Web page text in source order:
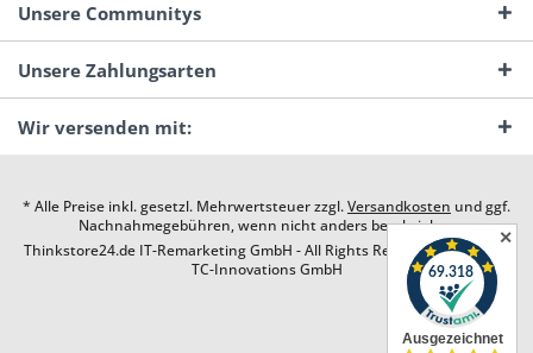
Unsere Communitys
Unsere Zahlungsarten
Wir versenden mit:
* Alle Preise inkl. gesetzl. Mehrwertsteuer zzgl.Versandkosten und ggf.
Nachnahmegebühren, wenn nicht anders beschrieben
Thinkstore24.de IT-Remarketing GmbH - All Rights Reserved. Design by
TC-Innovations GmbH
✕